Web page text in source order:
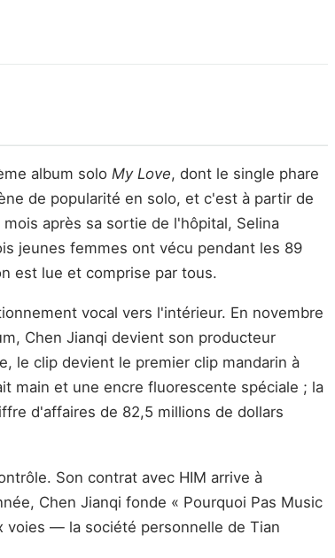
album solo My Love, dont le single phare
de popularité en solo, et c'est à partir de
après sa sortie de l'hôpital, Selina
jeunes femmes ont vécu pendant les 89
est lue et comprise par tous.
vocal vers l'intérieur. En novembre
Chen Jianqi devient son producteur
le clip devient le premier clip mandarin à
main et une encre fluorescente spéciale ; la
d'affaires de 82,5 millions de dollars
Son contrat avec HIM arrive à
Chen Jianqi fonde « Pourquoi Pas Music
voies — la société personnelle de Tian